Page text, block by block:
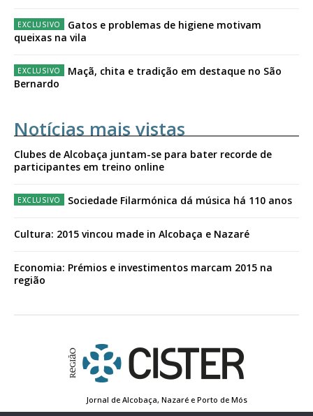
Gatos e problemas de higiene motivam
queixas na vila
Maçã, chita e tradição em destaque no São
Bernardo
Notícias mais vistas
Clubes de Alcobaça juntam-se para bater recorde de
participantes em treino online
Sociedade Filarmónica dá música há 110 anos
Cultura: 2015 vincou made in Alcobaça e Nazaré
Economia: Prémios e investimentos marcam 2015 na
região
Jornal de Alcobaça, Nazaré e Porto de Mós